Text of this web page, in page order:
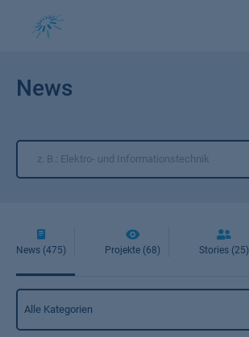
News
News (475) Projekte (68) Stories (25)
Kategorie
Alle Kategorien